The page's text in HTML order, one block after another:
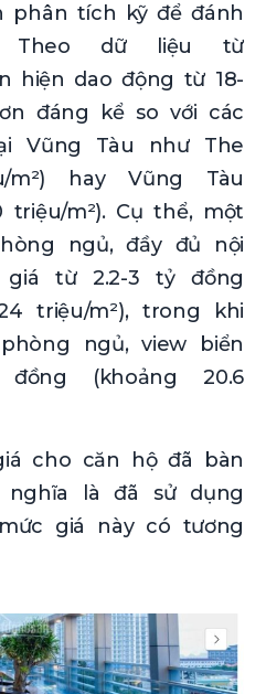
phân tích kỹ để đánh
Theo dữ liệu từ
hiện dao động từ 18-
đáng kể so với các
Vũng Tàu như The
m²) hay Vũng Tàu
triệu/m²). Cụ thể, một
ngủ, đầy đủ nội
từ 2.2-3 tỷ đồng
triệu/m²), trong khi
ngủ, view biển
(khoảng 20.6
cho căn hộ đã bàn
nghĩa là đã sử dụng
giá này có tương